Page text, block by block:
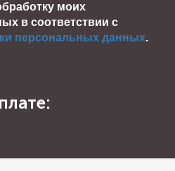
моих
в соответствии с
персональных данных.